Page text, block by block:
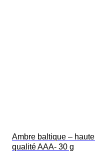
Ambre baltique – haute
qualité AAA- 30 g